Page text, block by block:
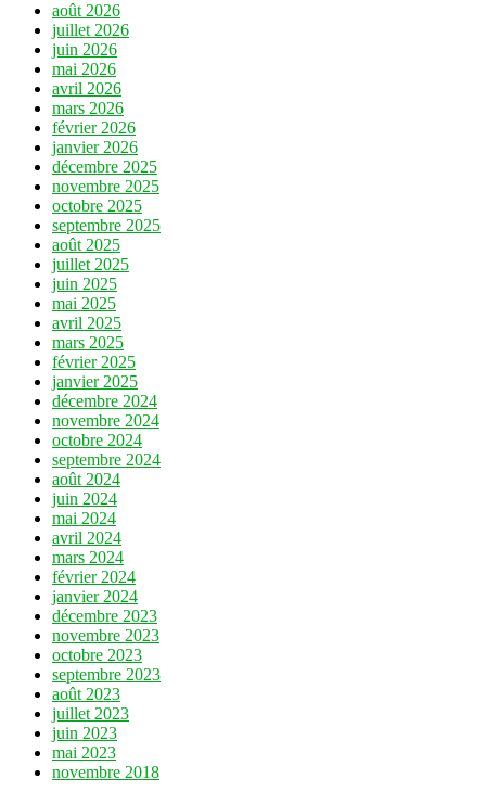
août 2026
juillet 2026
juin 2026
mai 2026
avril 2026
mars 2026
février 2026
janvier 2026
décembre 2025
novembre 2025
octobre 2025
septembre 2025
août 2025
juillet 2025
juin 2025
mai 2025
avril 2025
mars 2025
février 2025
janvier 2025
décembre 2024
novembre 2024
octobre 2024
septembre 2024
août 2024
juin 2024
mai 2024
avril 2024
mars 2024
février 2024
janvier 2024
décembre 2023
novembre 2023
octobre 2023
septembre 2023
août 2023
juillet 2023
juin 2023
mai 2023
novembre 2018